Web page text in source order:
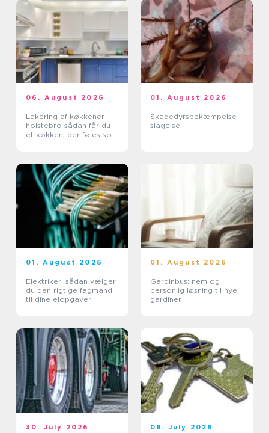
06. August 2026
Lakering af køkkener
holstebro sådan får du
et køkken, der føles som
01. August 2026
Skadedyrsbekæmpelse
slagelse
01. August 2026
Elektriker: sådan vælger
du den rigtige fagmand
til dine elopgaver
01. August 2026
Gardinbus: nem og
personlig løsning til nye
gardiner
30. July 2026 08. July 2026